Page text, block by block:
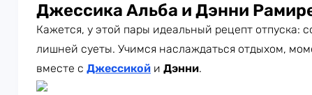
Джессика Альба и Дэнни
Кажется, у этой пары идеальный рецепт отпуска:
лишней суеты. Учимся наслаждаться отдыхом,
вместе с Джессикой и Дэнни.